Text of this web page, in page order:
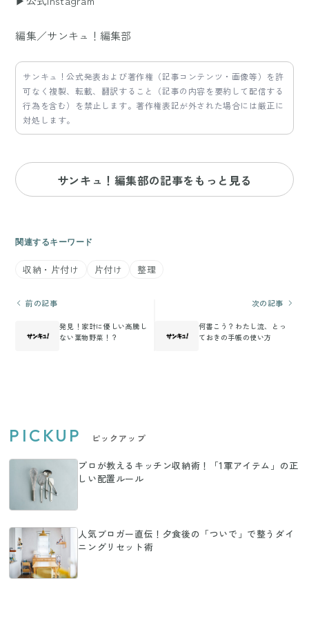
編集／サンキュ！編集部
サンキュ！公式発表および著作権（記事コンテンツ・画像等）を許
可なく複製、転載、翻訳すること（記事の内容を要約して配信する
行為を含む）を禁止します。著作権表記が外された場合には厳正に
対処します。
サンキュ！編集部の記事をもっと見る
関連するキーワード
収納・片付け 片付け 整理
前の記事
発見！家計に優しい高騰し
ない葉物野菜！？
次の記事
何書こう？わたし流、とっ
ておきの手帳の使い方
PICKUP ピックアップ
プロが教えるキッチン収納術！「1軍アイテム」の正
しい配置ルール
人気ブロガー直伝！夕食後の「ついで」で整うダイ
ニングリセット術